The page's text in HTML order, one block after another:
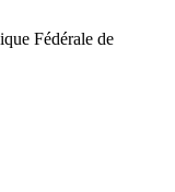
Fédérale de